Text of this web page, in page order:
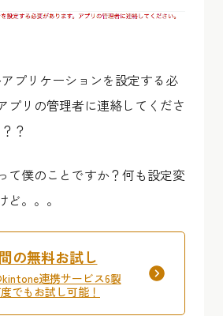
プリケーションを設定する必
プリの管理者に連絡してくださ
？
て僕のことですか？何も設定変
。。。
の無料お試し
kintone連携サービス6製
でもお試し可能！